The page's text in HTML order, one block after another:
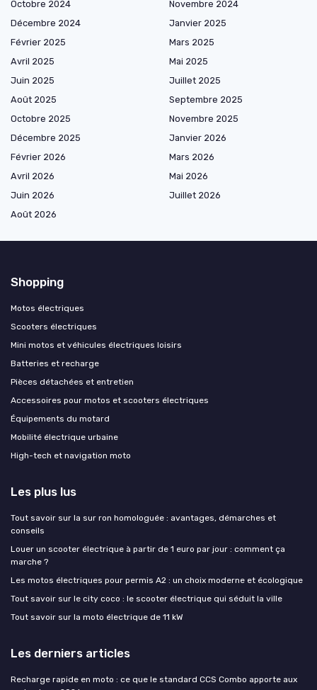
Octobre 2024
Novembre 2024
Décembre 2024
Janvier 2025
Février 2025
Mars 2025
Avril 2025
Mai 2025
Juin 2025
Juillet 2025
Août 2025
Septembre 2025
Octobre 2025
Novembre 2025
Décembre 2025
Janvier 2026
Février 2026
Mars 2026
Avril 2026
Mai 2026
Juin 2026
Juillet 2026
Août 2026
Shopping
Motos électriques
Scooters électriques
Mini motos et véhicules électriques loisirs
Batteries et recharge
Pièces détachées et entretien
Accessoires pour motos et scooters électriques
Équipements du motard
Mobilité électrique urbaine
High-tech et navigation moto
Les plus lus
Tout savoir sur la sur ron homologuée : avantages, démarches et
conseils
Louer un scooter électrique à partir de 1 euro par jour : comment ça
marche ?
Les motos électriques pour permis A2 : un choix moderne et écologique
Tout savoir sur le city coco : le scooter électrique qui séduit la ville
Tout savoir sur la moto électrique de 11 kW
Les derniers articles
Recharge rapide en moto : ce que le standard CCS Combo apporte aux